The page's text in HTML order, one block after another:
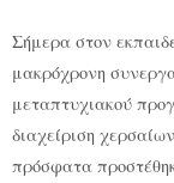
Σήμερα στον
μακρόχρονη
μεταπτυχιακού
διαχείριση
πρόσφατα